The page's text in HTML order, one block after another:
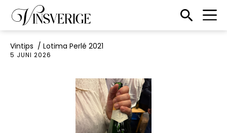
Till startsidan Sökikon
Vintips / Lotima Perlé 2021
5 JUNI 2026